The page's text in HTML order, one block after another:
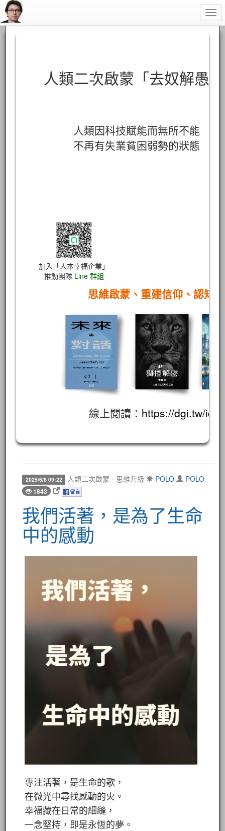
人類二次啟蒙「去奴解愚
人類因科技賦能而無所不能
不再有失業貧困弱勢的狀態
加入「人本幸福企業」
推動團隊 Line 群組
思維啟蒙、重建信仰、認知
線上閱讀： https://dgi.tw/id/
2025/6/8 09:22 人類二次啟蒙 - 思維升級 POLO POLO
1843
我們活著，是為了生命
中的感動
專注活著，是生命的歌，
在微光中尋找感動的火。
幸福藏在日常的細縫，
一念堅持，即是永恆的夢。